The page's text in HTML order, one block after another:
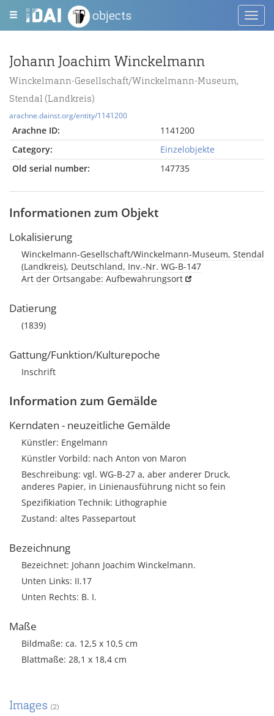
objects
Johann Joachim Winckelmann
Winckelmann-Gesellschaft/Winckelmann-Museum,
Stendal (Landkreis)
arachne.dainst.org/entity/1141200
Arachne ID:
1141200
Category:
Einzelobjekte
Old serial number:
147735
Informationen zum Objekt
Lokalisierung
Winckelmann-Gesellschaft/Winckelmann-Museum, Stendal
(Landkreis), Deutschland, Inv.-Nr. WG-B-147
Art der Ortsangabe: Aufbewahrungsort
Datierung
(1839)
Gattung/Funktion/Kulturepoche
Inschrift
Information zum Gemälde
Kerndaten - neuzeitliche Gemälde
Künstler: Engelmann
Künstler Vorbild: nach Anton von Maron
Beschreibung: vgl. WG-B-27 a, aber anderer Druck,
anderes Papier, in Linienausführung nicht so fein
Spezifikiation Technik: Lithographie
Zustand: altes Passepartout
Bezeichnung
Bezeichnet: Johann Joachim Winckelmann.
Unten Links: II.17
Unten Rechts: B. I.
Maße
Bildmaße: ca. 12,5 x 10,5 cm
Blattmaße: 28,1 x 18,4 cm
Images (2)